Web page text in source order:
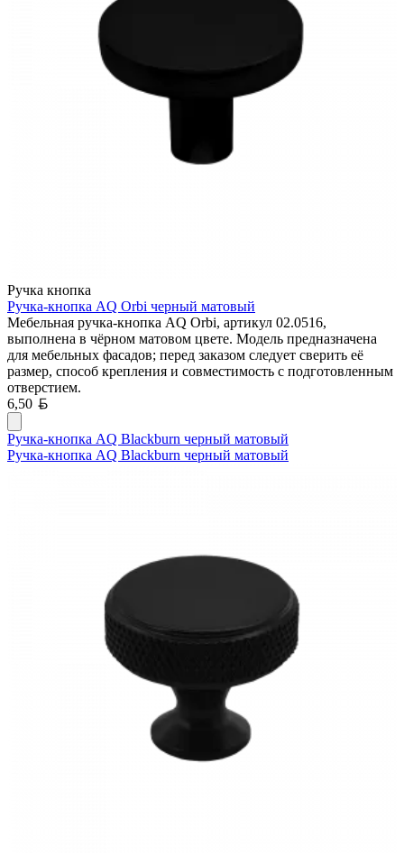
Ручка кнопка
Ручка-кнопка AQ Orbi черный матовый
Мебельная ручка-кнопка AQ Orbi, артикул 02.0516,
выполнена в чёрном матовом цвете. Модель предназначена
для мебельных фасадов; перед заказом следует сверить её
размер, способ крепления и совместимость с подготовленным
отверстием.
6,50
Ручка-кнопка AQ Blackburn черный матовый
Ручка-кнопка AQ Blackburn черный матовый